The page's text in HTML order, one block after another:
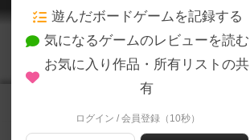
遊んだボードゲームを記録する
気になるゲームのレビューを読む
お気に入り作品・所有リストの共
有
ログイン / 会員登録（10秒）